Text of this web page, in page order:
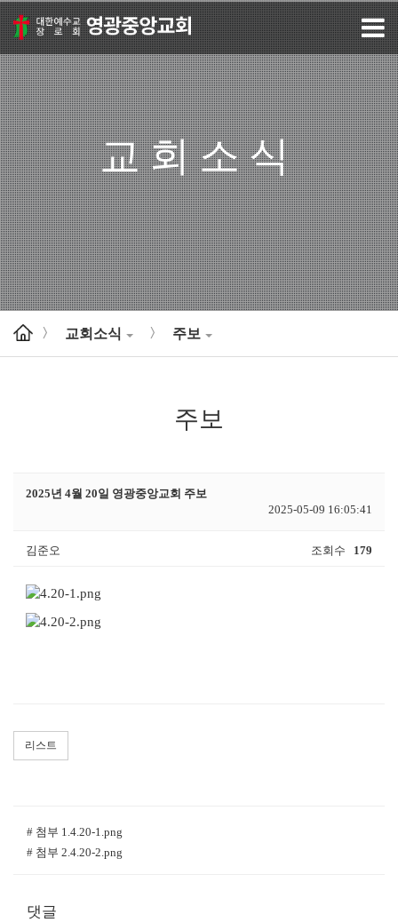
교회소식
> 교회소식 > 주보
주보
2025년 4월 20일 영광중앙교회 주보
2025-05-09 16:05:41
김준오 조회수 179
리스트
# 첨부 1.4.20-1.png
# 첨부 2.4.20-2.png
댓글